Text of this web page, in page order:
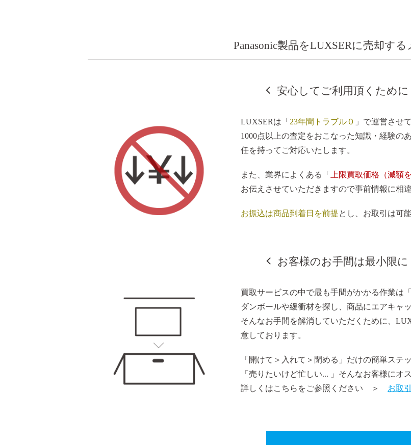
Panasonic製品をLUXSERに売却する
安心してご利用頂くために
LUXSERは「 23年間トラブル０ 」で運営させ
1000点以上の査定をおこなった知識・経験の
任を持ってご対応いたします。
また、業界によくある「 上限買取価格（減額
お伝えさせていただきますので事前情報に相
お振込は商品到着日を前提とし、お取引は可
お客様のお手間は最小限に
買取サービスの中で最も手間がかかる作業は
ダンボールや緩衝材を探し、商品にエアキャ
そんなお手間を解消していただくために、
意しております。
「開けて＞入れて＞閉める」だけの簡単ステッ
「売りたいけど忙しい... 」そんなお客様にオ
詳しくはこちらをご参照ください ＞ お取